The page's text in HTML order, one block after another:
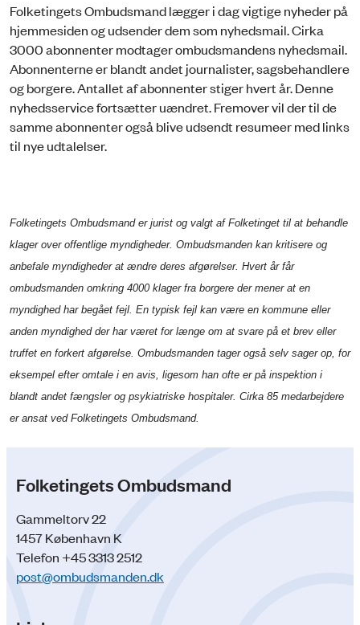
Folketingets Ombudsmand lægger i dag vigtige nyheder på
hjemmesiden og udsender dem som nyhedsmail. Cirka
3000 abonnenter modtager ombudsmandens nyhedsmail.
Abonnenterne er blandt andet journalister, sagsbehandlere
og borgere. Antallet af abonnenter stiger hvert år. Denne
nyhedsservice fortsætter uændret. Fremover vil der til de
samme abonnenter også blive udsendt resumeer med links
til nye udtalelser.
Folketingets Ombudsmand er jurist og valgt af Folketinget til at behandle
klager over offentlige myndigheder. Ombudsmanden kan kritisere og
anbefale myndigheder at ændre deres afgørelser. Hvert år får
ombudsmanden omkring 4000 klager fra borgere der mener at en
myndighed har begået fejl. En typisk fejl kan være en kommune eller
anden myndighed der har været for længe om at svare på et brev eller
truffet en forkert afgørelse. Ombudsmanden tager også selv sager op, for
eksempel efter omtale i en avis, ligesom han ofte er på inspektion i
blandt andet fængsler og psykiatriske hospitaler. Cirka 85 medarbejdere
er ansat ved Folketingets Ombudsmand.
Folketingets Ombudsmand
Gammeltorv 22
1457 København K
Telefon +45 3313 2512
post@ombudsmanden.dk